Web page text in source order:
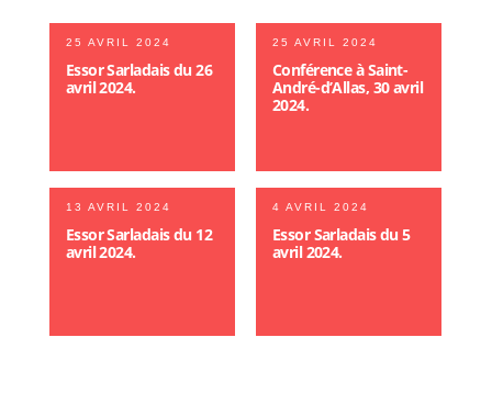
25 AVRIL 2024
Essor Sarladais du 26
avril 2024.
25 AVRIL 2024
Conférence à Saint-
André-d’Allas, 30 avril
2024.
13 AVRIL 2024
Essor Sarladais du 12
avril 2024.
4 AVRIL 2024
Essor Sarladais du 5
avril 2024.